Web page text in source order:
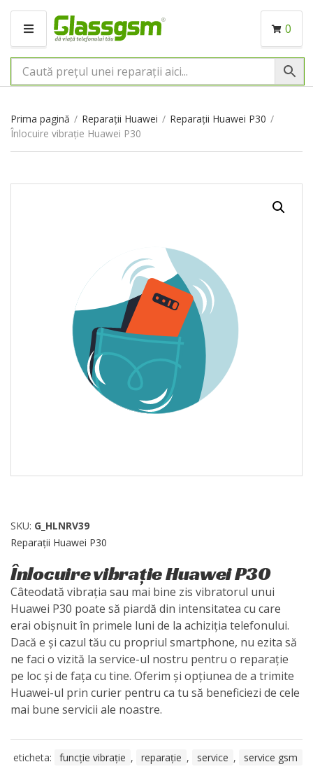
M
N
I
0
Prima pagină / Reparații Huawei / Reparații Huawei P30 /
Înlocuire vibrație Huawei P30
SKU: G_HLNRV39
Reparații Huawei P30
Înlocuire vibrație Huawei P30
Câteodată vibrația sau mai bine zis vibratorul unui
Huawei P30 poate să piardă din intensitatea cu care
erai obișnuit în primele luni de la achiziția telefonului.
Dacă e și cazul tău cu propriul smartphone, nu ezita să
ne faci o vizită la service-ul nostru pentru o reparație
pe loc și de fața cu tine. Oferim și opțiunea de a trimite
Huawei-ul prin curier pentru ca tu să beneficiezi de cele
mai bune servicii ale noastre.
eticheta: funcție vibrație , reparație , service , service gsm